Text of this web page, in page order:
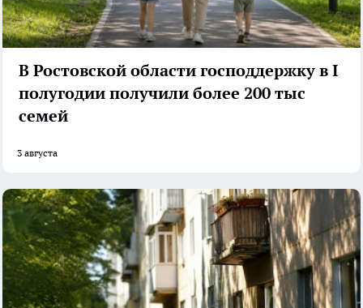
В Ростовской области господдержку в I
полугодии получили более 200 тыс
семей
3 августа